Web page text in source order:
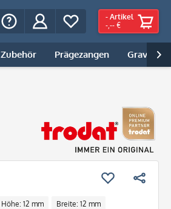
- Artikel
-,-- €
Zubehör Prägezangen Gravur |

Höhe: 12 mm Breite: 12 mm